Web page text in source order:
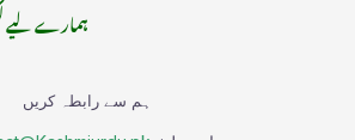
ہمارے لیے
ہم سے رابطہ کریں